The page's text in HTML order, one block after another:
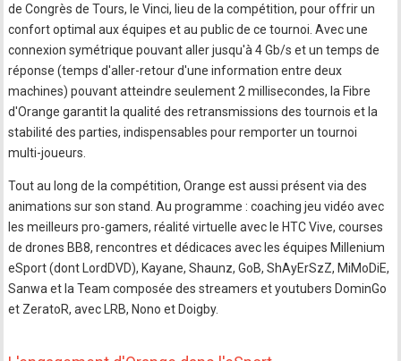
de Congrès de Tours, le Vinci, lieu de la compétition, pour offrir un
confort optimal aux équipes et au public de ce tournoi. Avec une
connexion symétrique pouvant aller jusqu'à 4 Gb/s et un temps de
réponse (temps d'aller-retour d'une information entre deux
machines) pouvant atteindre seulement 2 millisecondes, la Fibre
d'Orange garantit la qualité des retransmissions des tournois et la
stabilité des parties, indispensables pour remporter un tournoi
multi-joueurs.
Tout au long de la compétition, Orange est aussi présent via des
animations sur son stand. Au programme : coaching jeu vidéo avec
les meilleurs pro-gamers, réalité virtuelle avec le HTC Vive, courses
de drones BB8, rencontres et dédicaces avec les équipes Millenium
eSport (dont LordDVD), Kayane, Shaunz, GoB, ShAyErSzZ, MiMoDiE,
Sanwa et la Team composée des streamers et youtubers DominGo
et ZeratoR, avec LRB, Nono et Doigby.